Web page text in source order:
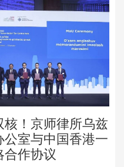
！京师律所乌兹
室与中国香港一
作协议